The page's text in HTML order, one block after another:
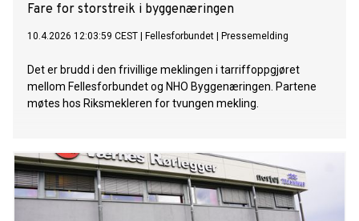
Fare for storstreik i byggenæringen
10.4.2026 12:03:59 CEST Fellesforbundet Pressemelding
Det er brudd i den frivillige meklingen i tarriffoppgjøret
mellom Fellesforbundet og NHO Byggenæringen. Partene
møtes hos Riksmekleren for tvungen mekling.